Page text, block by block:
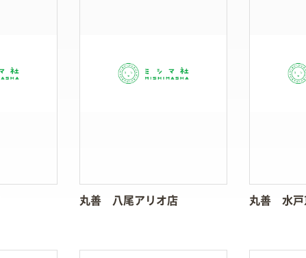
丸善 八尾アリオ店 丸善 水戸